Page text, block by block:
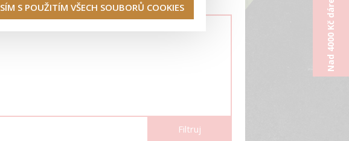
Filtruj
S POUŽITÍM VŠECH SOUBORŮ COOKIES